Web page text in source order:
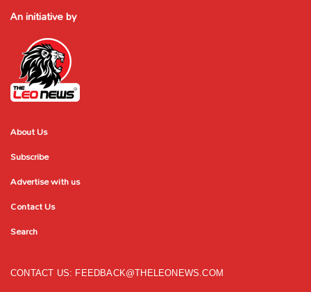
An initiative by
About Us
Subscribe
Advertise with us
Contact Us
Search
CONTACT US: FEEDBACK@THELEONEWS.COM